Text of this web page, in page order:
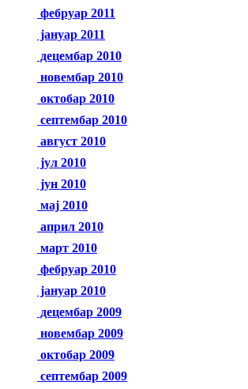
фебруар 2011
јануар 2011
децембар 2010
новембар 2010
октобар 2010
септембар 2010
август 2010
јул 2010
јун 2010
мај 2010
април 2010
март 2010
фебруар 2010
јануар 2010
децембар 2009
новембар 2009
октобар 2009
септембар 2009